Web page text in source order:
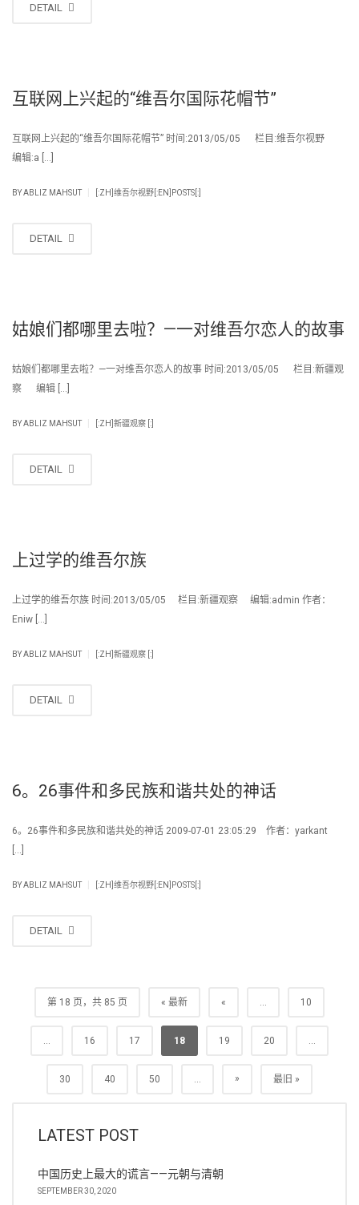
DETAIL
互联网上兴起的“维吾尔国际花帽节”
互联网上兴起的“维吾尔国际花帽节” 时间:2013/05/05 栏目:维吾尔视野
编辑:a […]
BYABLIZ MAHSUT [:ZH]维吾尔视野[:EN]POSTS[:]
DETAIL
姑娘们都哪里去啦？—一对维吾尔恋人的故事
姑娘们都哪里去啦？—一对维吾尔恋人的故事 时间:2013/05/05 栏目:新疆观
察 编辑 […]
BYABLIZ MAHSUT [:ZH]新疆观察 [:]
DETAIL
上过学的维吾尔族
上过学的维吾尔族 时间:2013/05/05 栏目:新疆观察 编辑:admin 作者：
Eniw […]
BYABLIZ MAHSUT [:ZH]新疆观察 [:]
DETAIL
6。26事件和多民族和谐共处的神话
6。26事件和多民族和谐共处的神话 2009-07-01 23:05:29 作者：yarkant
BYABLIZ MAHSUT [:ZH]维吾尔视野[:EN]POSTS[:]
DETAIL
第 18 页，共 85 页 « 最新 « 10
16 17 18 19 20
30 40 50 » 最旧 »
LATEST POST
中国历史上最大的谎言——元朝与清朝
SEPTEMBER 30, 2020